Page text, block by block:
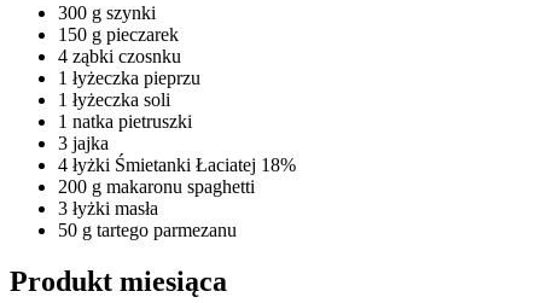
300 g szynki
150 g pieczarek
4 ząbki czosnku
1 łyżeczka pieprzu
1 łyżeczka soli
1 natka pietruszki
3 jajka
4 łyżki Śmietanki Łaciatej 18%
200 g makaronu spaghetti
3 łyżki masła
50 g tartego parmezanu
Produkt miesiąca